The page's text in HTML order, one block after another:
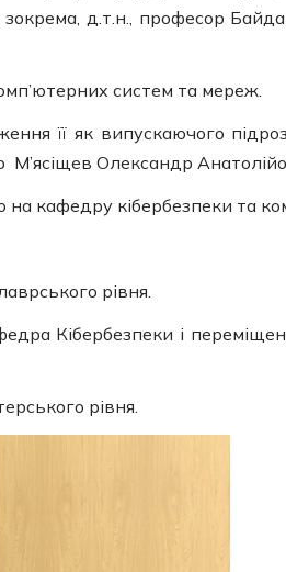
зокрема, д.т.н., професор
систем та мереж.
її як випускаючого
Олександр
на кафедру кібербезпеки та
рівня.
Кібербезпеки і
рівня.